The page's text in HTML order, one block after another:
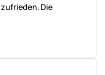
Die